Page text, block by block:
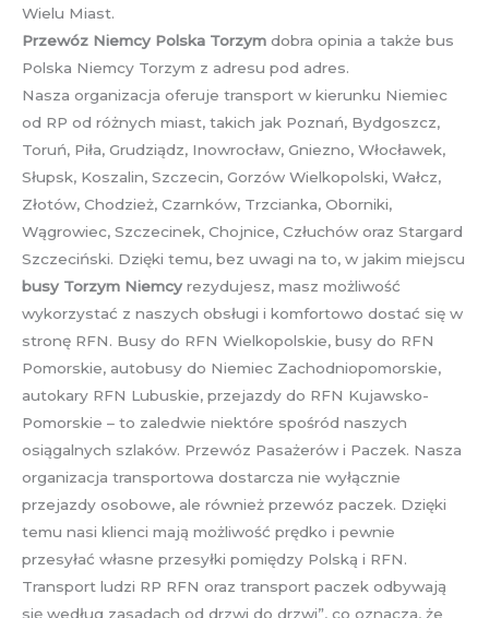
Wielu Miast.
Przewóz Niemcy Polska Torzym dobra opinia a także bus
Polska Niemcy Torzym z adresu pod adres.
Nasza organizacja oferuje transport w kierunku Niemiec
od RP od różnych miast, takich jak Poznań, Bydgoszcz,
Toruń, Piła, Grudziądz, Inowrocław, Gniezno, Włocławek,
Słupsk, Koszalin, Szczecin, Gorzów Wielkopolski, Wałcz,
Złotów, Chodzież, Czarnków, Trzcianka, Oborniki,
Wągrowiec, Szczecinek, Chojnice, Człuchów oraz Stargard
Szczeciński. Dzięki temu, bez uwagi na to, w jakim miejscu
busy Torzym Niemcy rezydujesz, masz możliwość
wykorzystać z naszych obsługi i komfortowo dostać się w
stronę RFN. Busy do RFN Wielkopolskie, busy do RFN
Pomorskie, autobusy do Niemiec Zachodniopomorskie,
autokary RFN Lubuskie, przejazdy do RFN Kujawsko-
Pomorskie – to zaledwie niektóre spośród naszych
osiągalnych szlaków. Przewóz Pasażerów i Paczek. Nasza
organizacja transportowa dostarcza nie wyłącznie
przejazdy osobowe, ale również przewóz paczek. Dzięki
temu nasi klienci mają możliwość prędko i pewnie
przesyłać własne przesyłki pomiędzy Polską i RFN.
Transport ludzi RP RFN oraz transport paczek odbywają
się według zasadach od drzwi do drzwi”, co oznacza, że